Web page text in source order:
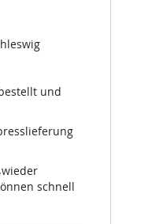
und
schnell